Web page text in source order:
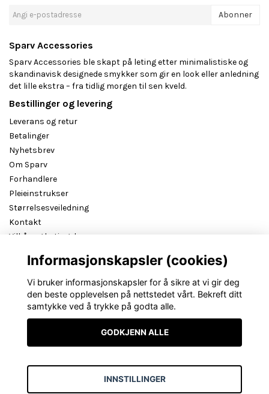
Abonner
Sparv Accessories
Sparv Accessories ble skapt på leting etter minimalistiske og
skandinavisk designede smykker som gir en look eller anledning
det lille ekstra – fra tidlig morgen til sen kveld.
Bestillinger og levering
Leverans og retur
Betalinger
Nyhetsbrev
Om Sparv
Forhandlere
Pleieinstrukser
Størrelsesveiledning
Kontakt
Vilkår og betingelser
Informasjonskapsler (cookies)
Vi bruker informasjonskapsler for å sikre at vi gir deg
den beste opplevelsen på nettstedet vårt. Bekreft ditt
samtykke ved å trykke på godta alle.
GODKJENN ALLE
INNSTILLINGER